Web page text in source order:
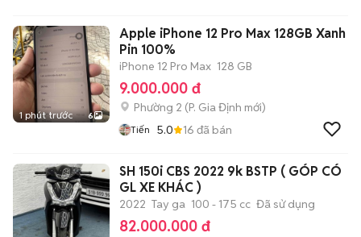
1 phút trước 6
Apple iPhone 12 Pro Max 128GB Xanh
Pin 100%
iPhone 12 Pro Max 128 GB
9.000.000 đ
Phường 2 (P. Gia Định mới)
Tiến 5.0 16 đã bán
SH 150i CBS 2022 9k BSTP ( GÓP CÓ
GL XE KHÁC )
2022 Tay ga 100 - 175 cc Đã sử dụng
82.000.000 đ